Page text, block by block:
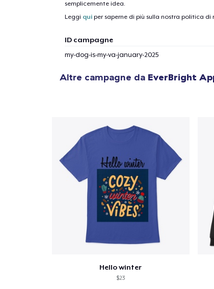
semplicemente idea.
Leggi quiper saperne di più sulla nostra politica di
ID campagne
my-dog-is-my-va-january-2025
Altre campagne da EverBright
Hello winter
$23